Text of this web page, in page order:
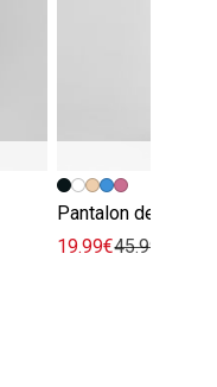
Pantalon de ville
19.99€45.99€